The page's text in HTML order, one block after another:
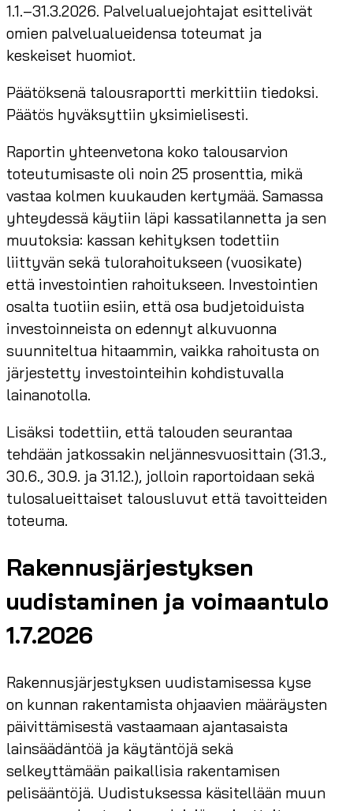
1.1.–31.3.2026. Palvelualuejohtajat esittelivät
omien palvelualueidensa toteumat ja
keskeiset huomiot.
Päätöksenä talousraportti merkittiin tiedoksi.
Päätös hyväksyttiin yksimielisesti.
Raportin yhteenvetona koko talousarvion
toteutumisaste oli noin 25 prosenttia, mikä
vastaa kolmen kuukauden kertymää. Samassa
yhteydessä käytiin läpi kassatilannetta ja sen
muutoksia: kassan kehityksen todettiin
liittyvän sekä tulorahoitukseen (vuosikate)
että investointien rahoitukseen. Investointien
osalta tuotiin esiin, että osa budjetoiduista
investoinneista on edennyt alkuvuonna
suunniteltua hitaammin, vaikka rahoitusta on
järjestetty investointeihin kohdistuvalla
lainanotolla.
Lisäksi todettiin, että talouden seurantaa
tehdään jatkossakin neljännesvuosittain (31.3.,
30.6., 30.9. ja 31.12.), jolloin raportoidaan sekä
tulosalueittaiset talousluvut että tavoitteiden
toteuma.
Rakennusjärjestyksen
uudistaminen ja voimaantulo
1.7.2026
Rakennusjärjestyksen uudistamisessa kyse
on kunnan rakentamista ohjaavien määräysten
päivittämisestä vastaamaan ajantasaista
lainsäädäntöä ja käytäntöjä sekä
selkeyttämään paikallisia rakentamisen
pelisääntöjä. Uudistuksessa käsitellään muun